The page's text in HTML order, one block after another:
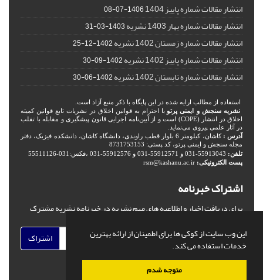
این وب سایت از کوکی ها برای اطمینان از ارائه بهترین
خدمات استفاده می کند.
متوجه شدم
انتشار مقالات شماره پاییز 1404 1406-07-08
انتشار مقالات شماره بهار 1403 نشریه 1403-03-31
انتشار مقالات شماره زمستان 1402 نشریه 1402-12-25
انتشار مقالات شماره پاییز 1402 نشریه 1402-09-30
انتشار مقالات شماره تابستان 1402 نشریه 1402-06-30
استفاده از مطالب ارایه شده در این پایگاه با ذکر منبع آزاد است.
نشریه سنجش و ایمنی پرتو با احترام به قوانین اخلاق در نشریات تابع قوانین کمیته
اخلاق در انتشار (COPE) است و از آیین‌نامه اجرایی قانون پیشگیری و مقابله با تقلب
در آثار علمی پیروی می‌نماید.
آدرس :
کاشان، کیلومتر 6 بلوار قطب راوندی، دانشگاه کاشان، دانشکده فیزیک، دفتر
مجله سنجش و ایمنی پرتو، کد پستی: 8731753153
تلفن:
پست الکترونیکی: rsm@kashanu.ac.ir
اشتراک خبرنامه
برای دریافت اخبار و اطلاعیه های مهم نشریه در خبرنامه نشریه مشترک
اشتراک